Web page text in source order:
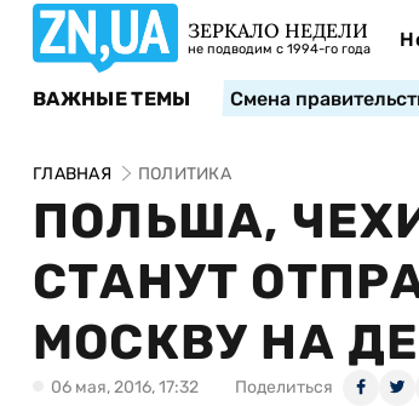
ЗЕРКАЛО НЕДЕЛИ
не подводим с 1994-го года
ВАЖНЫЕ ТЕМЫ Смена
ГЛАВНАЯ ПОЛИТИКА
ПОЛЬША,
СТАНУТ
МОСКВУ НА
06 мая, 2016, 17:32 Поделиться